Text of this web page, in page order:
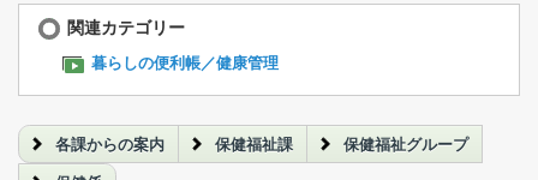
関連カテゴリー
暮らしの便利帳／健康管理
各課からの案内 保健福祉課 保健福祉グループ